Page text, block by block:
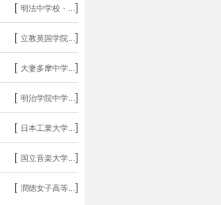
[ 明法中学校・... ]
[ 立教英国学院... ]
[ 大妻多摩中学... ]
[ 明治学院中学... ]
[ 日本工業大学... ]
[ 国立音楽大学... ]
[ 潤徳女子高等... ]